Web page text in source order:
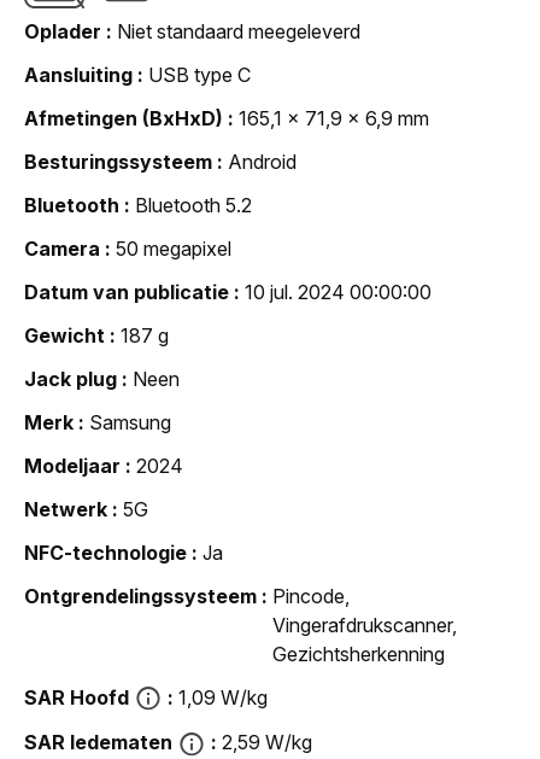
Oplader
Niet standaard meegeleverd
Aansluiting
USB type C
Afmetingen (BxHxD)
165,1 x 71,9 x 6,9 mm
Besturingssysteem
Android
Bluetooth
Bluetooth 5.2
Camera
50 megapixel
Datum van publicatie
10 jul. 2024 00:00:00
Gewicht
187 g
Jack plug
Neen
Merk
Samsung
Modeljaar
2024
Netwerk
5G
NFC-technologie
Ja
Ontgrendelingssysteem
Pincode,
Vingerafdrukscanner,
Gezichtsherkenning
SAR Hoofd
1,09 W/kg
SAR ledematen
2,59 W/kg